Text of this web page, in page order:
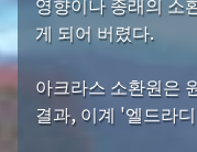
게 되어 버렸다.
아크라스 소환원은
결과, 이계 '엘드라